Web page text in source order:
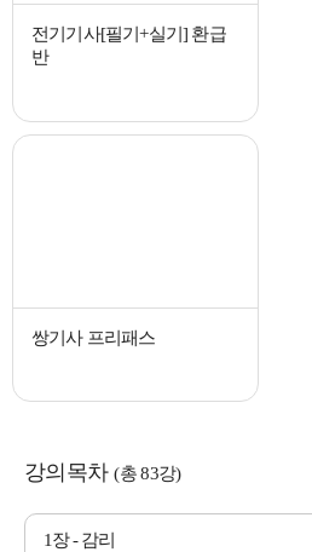
전기기사[필기+실기] 환급
반
쌍기사 프리패스
강의목차 (총 83강)
1장 - 감리